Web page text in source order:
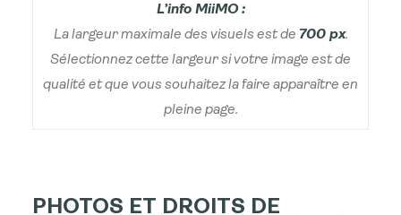
L’info MiiMO :
La largeur maximale des visuels est de 700 px.
Sélectionnez cette largeur si votre image est de
qualité et que vous souhaitez la faire apparaître en
pleine page.
PHOTOS ET DROITS DE